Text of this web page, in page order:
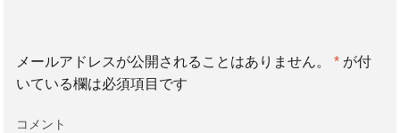
メールアドレスが公開されることはありません。 *が付
いている欄は必須項目です
コメント